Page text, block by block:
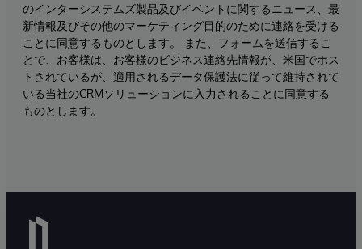
のインターシステムズ製品及びイベントに関するニュース、最
新情報及びその他のマーケティング目的のために連絡を受ける
ことに同意するものとします。 また、フォームを送信するこ
とで、お客様は、お客様のビジネス連絡先情報が、米国でホス
トされているが、適用されるデータ保護法に従って維持されて
いる当社のCRMソリューションに入力されることに同意する
ものとします。